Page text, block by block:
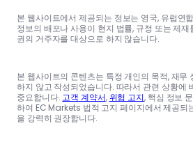
본 웹사이트에서 제공되는 정보는 영국, 유럽연
정보의 배포나 사용이 현지 법률, 규정 또는 제
권의 거주자를 대상으로 하지 않습니다.
본 웹사이트의 콘텐츠는 특정 개인의 목적, 재무
하지 않고 작성되었습니다. 따라서 관련 상황에
중요합니다. 고객 계약서,위험 고지, 핵심 정보
하여 EC Markets 법적 고지 페이지에서 제공되
을 강력히 권장합니다.